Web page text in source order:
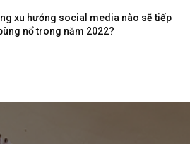
xu hướng social media nào sẽ tiếp
nổ trong năm 2022?